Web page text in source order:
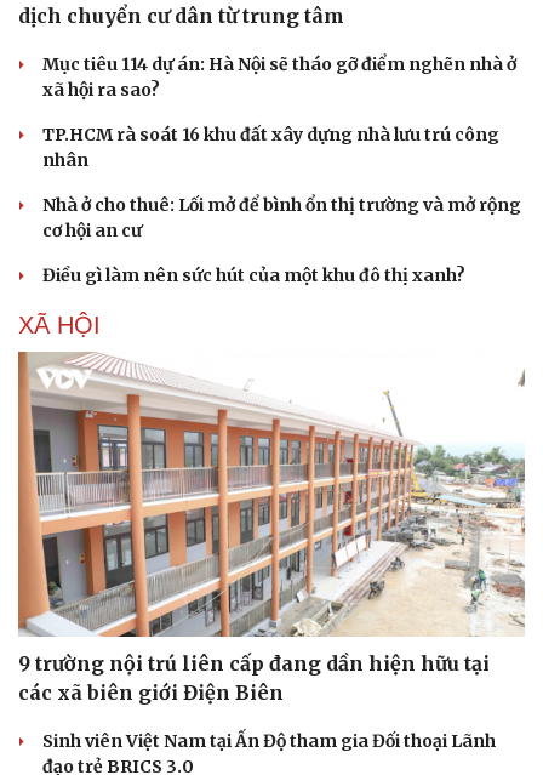
Sân khấu - Điện ảnh
Văn học
Âm nhạc
Di sản
Nghệ sĩ
Sao Việt
dịch chuyển cư dân từ trung tâm
Mục tiêu 114 dự án: Hà Nội sẽ tháo gỡ điểm nghẽn nhà ở
xã hội ra sao?
TP.HCM rà soát 16 khu đất xây dựng nhà lưu trú công
nhân
Nhà ở cho thuê: Lối mở để bình ổn thị trường và mở rộng
cơ hội an cư
Điều gì làm nên sức hút của một khu đô thị xanh?
XÃ HỘI
9 trường nội trú liên cấp đang dần hiện hữu tại
các xã biên giới Điện Biên
Sinh viên Việt Nam tại Ấn Độ tham gia Đối thoại Lãnh
đạo trẻ BRICS 3.0